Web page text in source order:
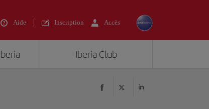
Aide Inscription Accès
Iberia Club